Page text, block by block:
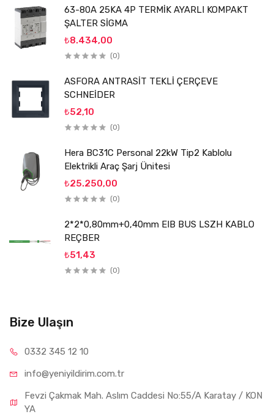
63-80A 25KA 4P TERMİK AYARLI KOMPAKT
ŞALTER SİGMA
₺8.434,00
(0)
ASFORA ANTRASİT TEKLİ ÇERÇEVE
SCHNEİDER
₺52,10
(0)
Hera BC31C Personal 22kW Tip2 Kablolu
Elektrikli Araç Şarj Ünitesi
₺25.250,00
(0)
2*2*0,80mm+0,40mm EIB BUS LSZH KABLO
REÇBER
₺51,43
(0)
Bize Ulaşın
0332 345 12 10
info@yeniyildirim.com.tr
Fevzi Çakmak Mah. Aslım Caddesi No:55/A Karatay / KON
YA